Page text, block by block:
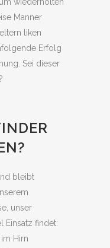
Manner
liken
Erfolg
Sei dieser
bleibt
unser
Einsatz findet:
Hirn